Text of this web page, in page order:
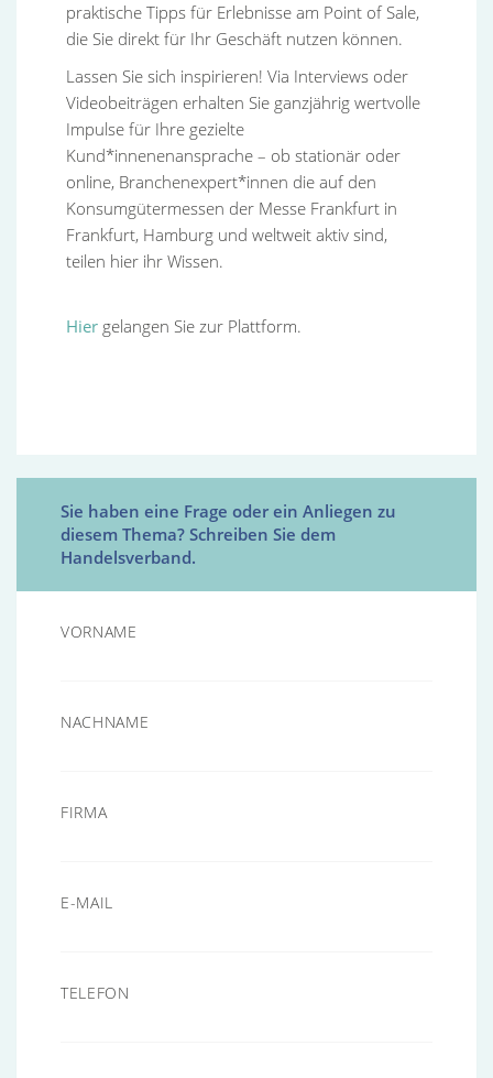
praktische Tipps für Erlebnisse am Point of Sale,
die Sie direkt für Ihr Geschäft nutzen können.
Lassen Sie sich inspirieren! Via Interviews oder
Videobeiträgen erhalten Sie ganzjährig wertvolle
Impulse für Ihre gezielte
Kund*innenenansprache – ob stationär oder
online, Branchenexpert*innen die auf den
Konsumgütermessen der Messe Frankfurt in
Frankfurt, Hamburg und weltweit aktiv sind,
teilen hier ihr Wissen.
Hier gelangen Sie zur Plattform.
Sie haben eine Frage oder ein Anliegen zu
diesem Thema? Schreiben Sie dem
Handelsverband.
VORNAME
NACHNAME
FIRMA
E-MAIL
TELEFON